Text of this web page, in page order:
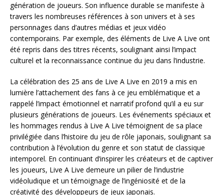
génération de joueurs. Son influence durable se manifeste à
travers les nombreuses références à son univers et à ses
personnages dans d’autres médias et jeux vidéo
contemporains. Par exemple, des éléments de Live A Live ont
été repris dans des titres récents, soulignant ainsi l’impact
culturel et la reconnaissance continue du jeu dans l’industrie.
La célébration des 25 ans de Live A Live en 2019 a mis en
lumière l’attachement des fans à ce jeu emblématique et a
rappelé l’impact émotionnel et narratif profond qu’il a eu sur
plusieurs générations de joueurs. Les événements spéciaux et
les hommages rendus à Live A Live témoignent de sa place
privilégiée dans l’histoire du jeu de rôle japonais, soulignant sa
contribution à l’évolution du genre et son statut de classique
intemporel. En continuant d’inspirer les créateurs et de captiver
les joueurs, Live A Live demeure un pilier de l’industrie
vidéoludique et un témoignage de l’ingéniosité et de la
créativité des développeurs de jeux japonais.